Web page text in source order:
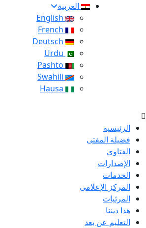
العربية
الرئيسية
فضيلة المفتى
الفتاوى
الإصدارات
الخدمات
المركز الإعلامى
المرئيات
هذا ديننا
التعليم عن بعد